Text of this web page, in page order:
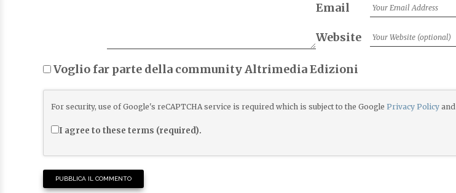
Email
Website
Voglio far parte della community Altrimedia Edizioni
For security, use of Google's reCAPTCHA service is required which is subject to the Google Privacy Policy and
I agree to these terms (required).